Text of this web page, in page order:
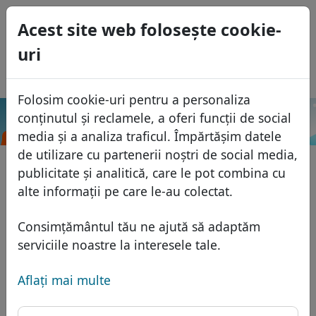
Acest site web foloseşte cookie-
uri
Folosim cookie-uri pentru a personaliza
conținutul și reclamele, a oferi funcții de social
media și a analiza traficul. Împărtășim datele
de utilizare cu partenerii noștri de social media,
publicitate și analitică, care le pot combina cu
alte informații pe care le-au colectat.
Consimțământul tău ne ajută să adaptăm
serviciile noastre la interesele tale.
Aflaţi mai multe
Domenii
Baza domeniilor
Domenii africane
Domenii asiatice
Domenii europene
Domeniile din Orientul Mijlociu
Lista de preţuri
Reduceri
Transfer
Caută
Protecţia ID
Gazduire DNS
FAQ
USD
EUR
GBP
Español
Français
Italiano
Português
Eesti
.संगठन Caută